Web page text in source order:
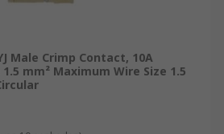
ensure you have the right
voltage- The current
of the connector and
Male Crimp Contact, 10A
mm² Maximum Wire Size 1.5